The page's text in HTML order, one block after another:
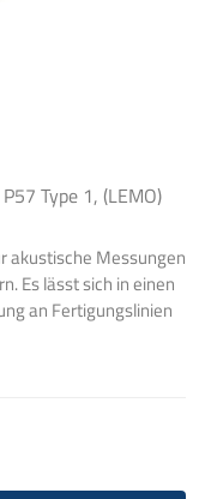
Type 1, (LEMO)
akustische Messungen
Es lässt sich in einen
an Fertigungslinien